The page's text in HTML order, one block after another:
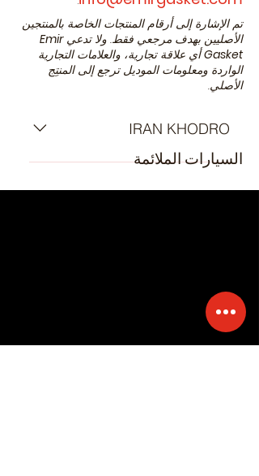
تم الإشارة إلى أرقام المنتجات الخاصة بالمنتجين
الأصليين بهدف مرجعي فقط. ولا تدعيEmir
Gasketأي علاقة تجارية، والعلامات التجارية
الواردة ومعلومات الموديل ترجع إلى المنتِج
الأصلي.
IRAN KHODRO
- PAYKAN السيارات الملائمة